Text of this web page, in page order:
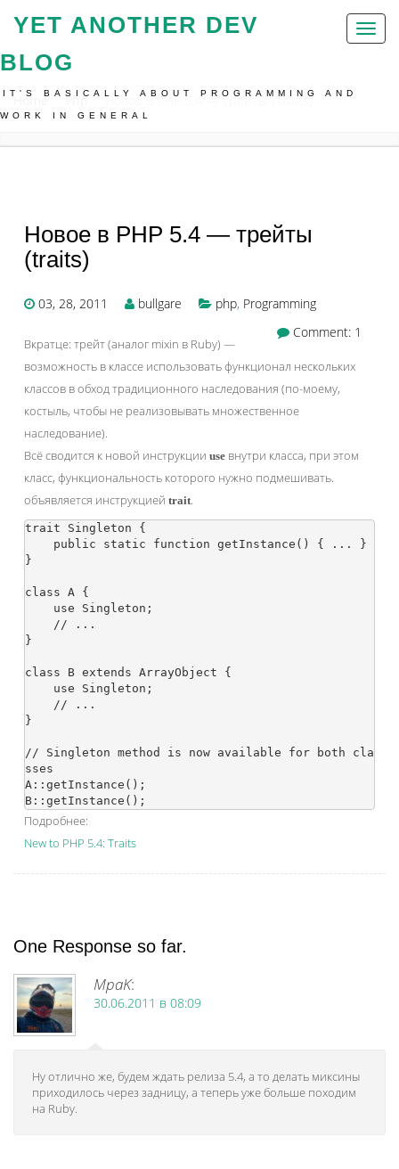
Toggle
YET ANOTHER DEV
BLOG
IT'S BASICALLY ABOUT PROGRAMMING AND
WORK IN GENERAL
Home Php Новое В PHP 5.4 — Трейты (traits)
Новое в PHP 5.4 — трейты
(traits)
03, 28, 2011 bullgare php, Programming
Comment: 1
Вкратце: трейт (аналог mixin в Ruby) —
возможность в классе использовать функционал нескольких
классов в обход традиционного наследования (по-моему,
костыль, чтобы не реализовывать множественное
наследование).
Всё сводится к новой инструкции use внутри класса, при этом
класс, функциональность которого нужно подмешивать.
объявляется инструкцией trait.
trait Singleton {
}
class A {
}
class B extends ArrayObject {
}
// Singleton method is now available for both cla
sses
A::getInstance();
Подробнее:
New to PHP 5.4: Traits
One Response so far.
MpaK:
30.06.2011 в 08:09
Ну отлично же, будем ждать релиза 5.4, а то делать миксины
приходилось через задницу, а теперь уже больше походим
на Ruby.